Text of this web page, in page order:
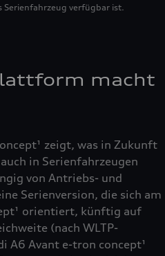
Serienfahrzeug verfügbar ist.
macht
zeigt, was in Zukunft
in Serienfahrzeugen
von Antriebs- und
Serienversion, die sich am
orientiert, künftig auf
(nach WLTP-
A6 Avant e-tron concept¹